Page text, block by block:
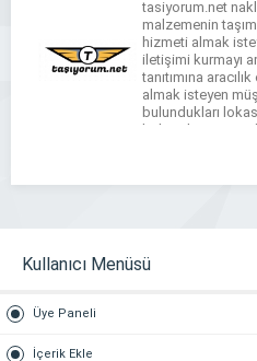
tasiyorum.net
malzemenin
hizmeti almak
iletişimi kurmayı
tanıtımına
almak isteyen
bulundukları
kolay ulaşımını
Kullanıcı Menüsü
Üye Paneli
İçerik Ekle